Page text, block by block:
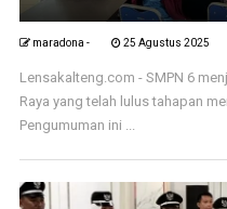
maradona - 25 Agustus 2025
Lensakalteng.com - SMPN 6
Raya yang telah lulus tahapan
Pengumuman ini ...